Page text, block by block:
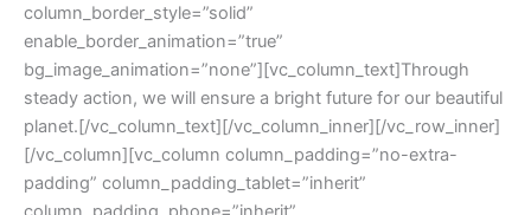
column_border_style=”solid”
enable_border_animation=”true”
bg_image_animation=”none”][vc_column_text]Through
steady action, we will ensure a bright future for our beautiful
planet.[/vc_column_text][/vc_column_inner][/vc_row_inner]
[/vc_column][vc_column column_padding=”no-extra-
padding” column_padding_tablet=”inherit”